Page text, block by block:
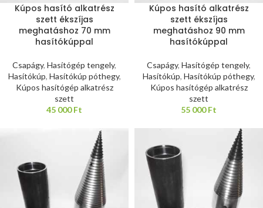
Kúpos hasító alkatrész
szett ékszíjas
meghatáshoz 70 mm
hasítókúppal
Csapágy, Hasítógép tengely,
Hasítókúp, Hasítókúp póthegy,
Kúpos hasítógép alkatrész
szett
45 000Ft
Kúpos hasító alkatrész
szett ékszíjas
meghatáshoz 90 mm
hasítókúppal
Csapágy, Hasítógép tengely,
Hasítókúp, Hasítókúp póthegy,
Kúpos hasítógép alkatrész
szett
55 000Ft